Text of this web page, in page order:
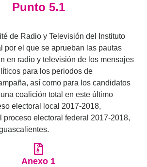
Punto 5.1
de Radio y Televisión del Instituto
por el que se aprueban las pautas
en radio y televisión de los mensajes
para los periodos de
así como para los candidatos
coalición total en este último
electoral local 2017-2018,
proceso electoral federal 2017-2018,
Anexo 1